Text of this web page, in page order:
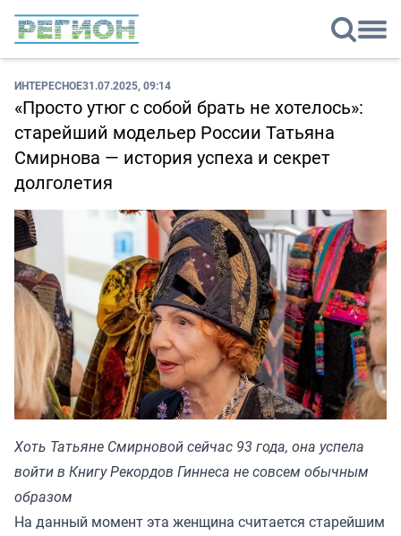
ИНТЕРЕСНОЕ31.07.2025, 09:14
«Просто утюг с собой брать не хотелось»:
старейший модельер России Татьяна
Смирнова — история успеха и секрет
долголетия
Хоть Татьяне Смирновой сейчас 93 года, она успела
войти в Книгу Рекордов Гиннеса не совсем обычным
образом
На данный момент эта женщина считается старейшим